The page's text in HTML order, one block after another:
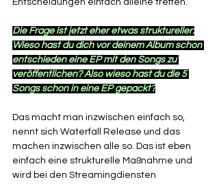
Entscheidungen einfach alleine treffen.
Die Frage ist jetzt eher etwas struktureller:
Wieso hast du dich vor deinem Album schon
entschieden eine EP mit den Songs zu
veröffentlichen? Also wieso hast du die 5
Songs schon in eine EP gepackt?
Das macht man inzwischen einfach so,
nennt sich Waterfall Release und das
machen inzwischen alle so. Das ist eben
einfach eine strukturelle Maßnahme und
wird bei den Streamingdiensten